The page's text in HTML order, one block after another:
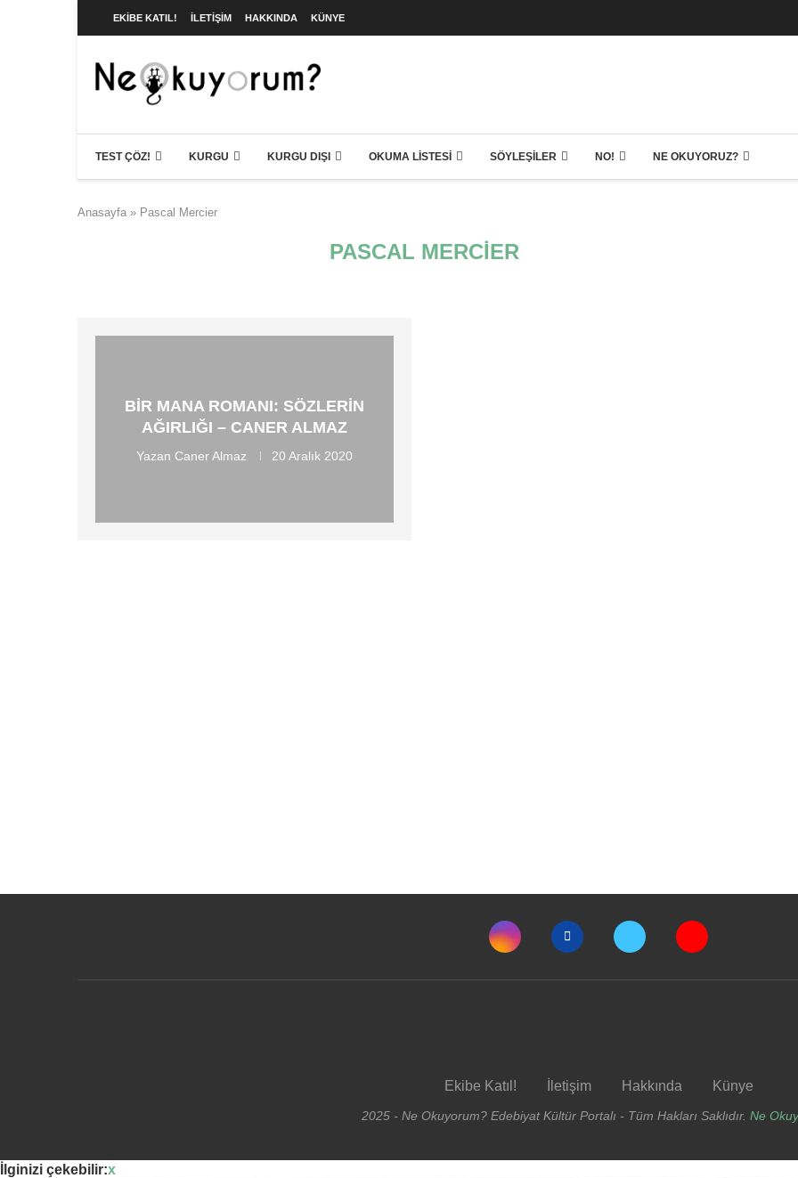
EKIBE KATIL! İLETIŞIM HAKKINDA KÜNYE
TEST ÇÖZ! KURGU KURGU DIŞI OKUMA LISTESI SÖYLEŞILER NO! NE OKUYORUZ?
Anasayfa » Pascal Mercier
PASCAL MERCIER
BIR MANA ROMANI: SÖZLERIN
AĞIRLIĞI – CANER ALMAZ
Yazan Caner Almaz 20 Aralık 2020
Ekibe Katıl! İletişim Hakkında Künye
2025 - Ne Okuyorum? Edebiyat Kültür Portalı - Tüm Hakları Saklıdır. Ne
İlginizi çekebilir:x